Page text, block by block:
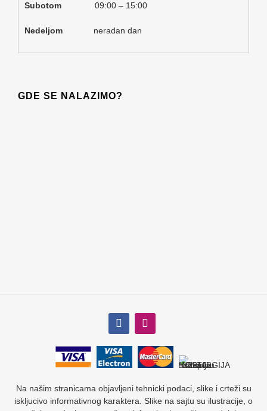
Subotom 09:00 – 15:00
Nedeljom neradan dan
GDE SE NALAZIMO?
Na našim stranicama objavljeni tehnicki podaci, slike i crteži su
iskljucivo informativnog karaktera. Slike na sajtu su ilustracije, o